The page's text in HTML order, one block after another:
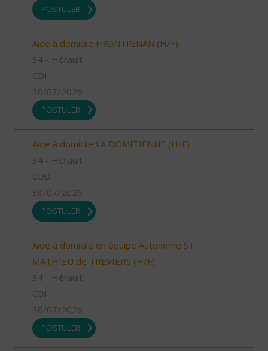
POSTULER
Aide à domicile FRONTIGNAN (H/F)
34 - Hérault
CDI
30/07/2026
POSTULER
Aide à domicile LA DOMITIENNE (H/F)
34 - Hérault
CDD
30/07/2026
POSTULER
Aide à domicile en équipe Autonome ST
MATHIEU de TREVIERS (H/F)
34 - Hérault
CDI
30/07/2026
POSTULER